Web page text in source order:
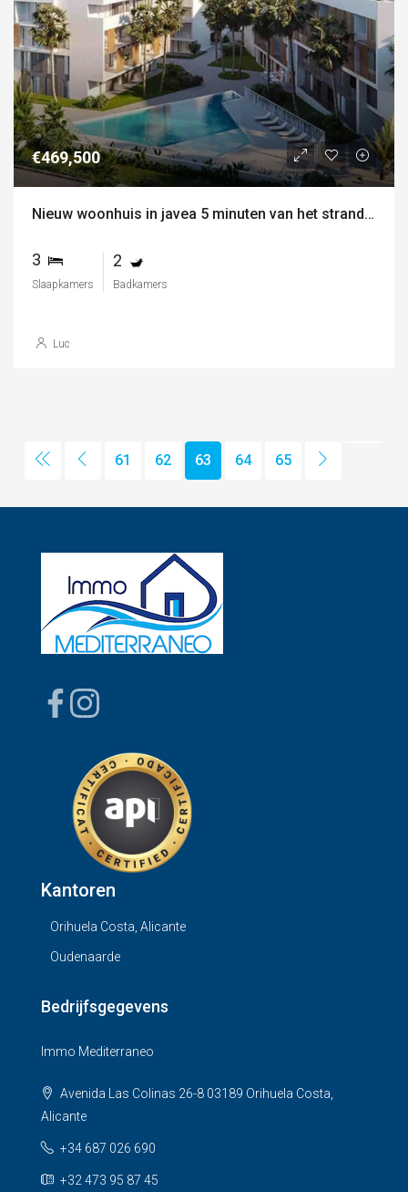
€469,500
Nieuw woonhuis in javea 5 minuten van het strand, de haven en het centrum !!!
3
Slaapkamers
2
Badkamers
Luc
61 62 63 64 65
Kantoren
Orihuela Costa, Alicante
Oudenaarde
Bedrijfsgegevens
Immo Mediterraneo
Avenida Las Colinas 26-8 03189 Orihuela Costa,
Alicante
+34 687 026 690
+32 473 95 87 45